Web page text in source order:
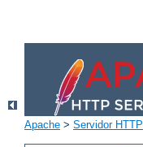
Apache > Servidor HTTP